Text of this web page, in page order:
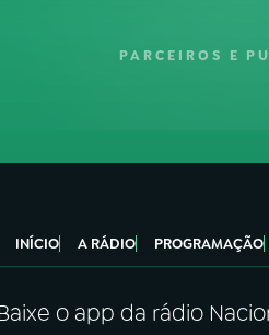
PARCEIROS E
INÍCIO A RÁDIO PROGRAMAÇÃO
o app da rádio